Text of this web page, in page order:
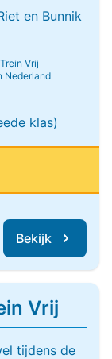
en Bunnik
Vrij
Nederland
klas)
Bekijk
Vrij
tijdens de